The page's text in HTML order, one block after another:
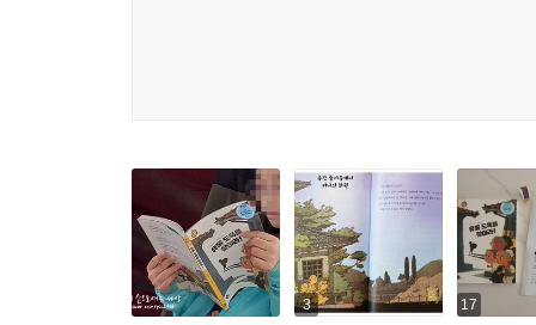
모든 사람들의 존경을 받는 나카무라 교장 선생
멋지고 찬란한 유물을 다시 볼 수 없는 것을 매우
우리는 더 이상 힘없는 조선의 아이들이 아니야!
3 17